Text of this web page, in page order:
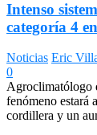
Intenso
categoría 4
Noticias Eric
0
Agroclimatólogo
fenómeno estará
cordillera y un